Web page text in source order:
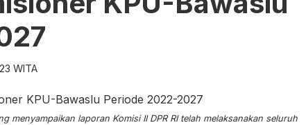
WITA
menyampaikan laporan Komisi II DPR RI telah melaksanakan seluruh